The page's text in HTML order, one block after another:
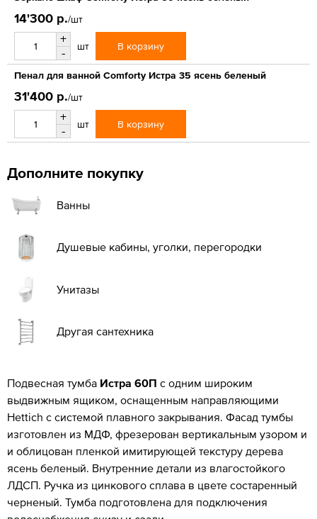
14'300 р./шт
+
-
шт В корзину
Пенал для ванной Comforty Истра 35 ясень беленый
31'400 р./шт
+
-
шт В корзину
Дополните покупку
Ванны
Душевые кабины, уголки, перегородки
Унитазы
Другая сантехника
Подвесная тумба Истра 60П с одним широким
выдвижным ящиком, оснащенным направляющими
Hettich с системой плавного закрывания. Фасад тумбы
изготовлен из МДФ, фрезерован вертикальным узором и
и облицован пленкой имитирующей текстуру дерева
ясень беленый. Внутренние детали из влагостойкого
ЛДСП. Ручка из цинкового сплава в цвете состаренный
черненый. Тумба подготовлена для подключения